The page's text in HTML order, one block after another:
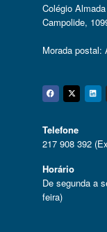
Colégio
Campolide,
Morada postal:
Telefone
217 908 392
Horário
De segunda a
feira)